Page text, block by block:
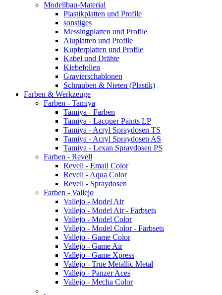
Modellbau-Material
Plastikplatten und Profile
sonstiges
Messingplatten und Profile
Aluplatten und Profile
Kupferplatten und Profile
Kabel und Drähte
Klebefolien
Gravierschablonen
Schrauben & Nieten (Plastik)
Farben & Werkzeuge
Farben - Tamiya
Tamiya - Farben
Tamiya - Lacquer Paints LP
Tamiya - Acryl Spraydosen TS
Tamiya - Acryl Spraydosen AS
Tamiya - Lexan Spraydosen PS
Farben - Revell
Revell - Email Color
Revell - Aqua Color
Revell - Spraydosen
Farben - Vallejo
Vallejo - Model Air
Vallejo - Model Air - Farbsets
Vallejo - Model Color
Vallejo - Model Color - Farbsets
Vallejo - Game Color
Vallejo - Game Air
Vallejo - Game Xpress
Vallejo - True Metallic Metal
Vallejo - Panzer Aces
Vallejo - Mecha Color